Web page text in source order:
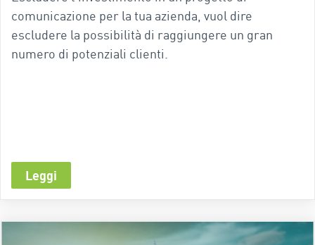
comunicazione per la tua azienda, vuol dire
escludere la possibilità di raggiungere un gran
numero di potenziali clienti.
Leggi